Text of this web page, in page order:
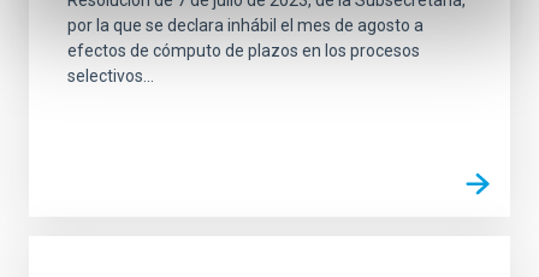
por la que se declara inhábil el mes de agosto a
efectos de cómputo de plazos en los procesos
selectivos...